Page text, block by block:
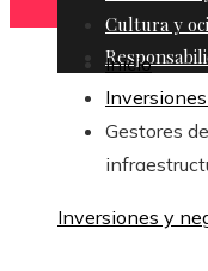
Cultura y
Inicio
Gestores
Inversiones y